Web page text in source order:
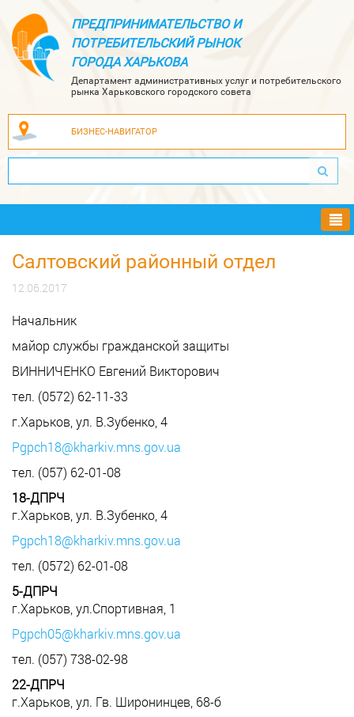
ПРЕДПРИНИМАТЕЛЬСТВО И
ПОТРЕБИТЕЛЬСКИЙ РЫНОК
ГОРОДА ХАРЬКОВА
Департамент административных услуг и потребительского
рынка Харьковского городского совета
БИЗНЕС-НАВИГАТОР
Салтовский районный отдел
12.06.2017
Начальник
майор службы гражданской защиты
ВИННИЧЕНКО Евгений Викторович
тел. (0572) 62-11-33
г.Харьков, ул. В.Зубенко, 4
Pgpch18@kharkiv.mns.gov.ua
тел. (057) 62-01-08
18-ДПРЧ
г.Харьков, ул. В.Зубенко, 4
Pgpch18@kharkiv.mns.gov.ua
тел. (0572) 62-01-08
5-ДПРЧ
г.Харьков, ул.Спортивная, 1
Pgpch05@kharkiv.mns.gov.ua
тел. (057) 738-02-98
22-ДПРЧ
г.Харьков, ул. Гв. Широнинцев, 68-б